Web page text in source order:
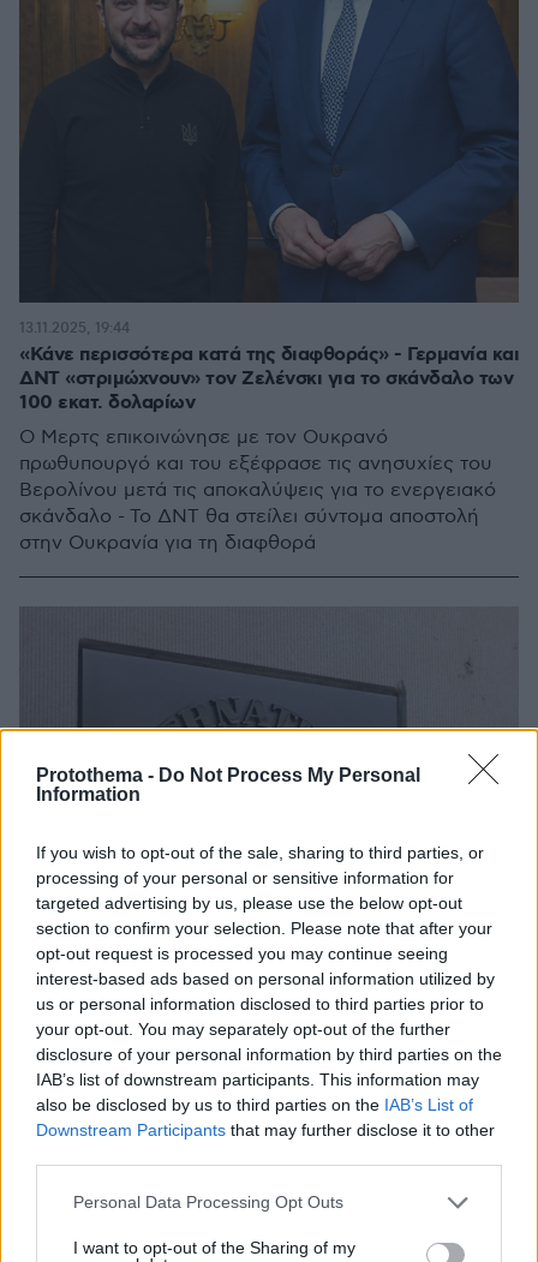
Protothema - Do Not Process My Personal
Information
If you wish to opt-out of the sale, sharing to third parties, or
processing of your personal or sensitive information for
targeted advertising by us, please use the below opt-out
section to confirm your selection. Please note that after your
opt-out request is processed you may continue seeing
interest-based ads based on personal information utilized by
us or personal information disclosed to third parties prior to
your opt-out. You may separately opt-out of the further
disclosure of your personal information by third parties on the
IAB’s list of downstream participants. This information may
also be disclosed by us to third parties on the IAB’s List of
Downstream Participants that may further disclose it to other
Please note that this website/app uses one or more Google
not limited to your visit or usage behaviour. You may click to
Personal Data Processing Opt Outs
I want to opt-out of the Sharing of my
«Κάνε περισσότερα κατά της διαφθοράς» - Γερμανία και
ΔΝΤ «στριμώχνουν» τον Ζελένσκι για το σκάνδαλο των
100 εκατ. δολαρίων
Ο Μερτς επικοινώνησε με τον Ουκρανό
πρωθυπουργό και του εξέφρασε τις ανησυχίες του
Βερολίνου μετά τις αποκαλύψεις για το ενεργειακό
σκάνδαλο - Το ΔΝΤ θα στείλει σύντομα αποστολή
στην Ουκρανία για τη διαφθορά
13.11.2025, 19:44
Το ευρωπαϊκό χρέος θα «εκτροχιαστεί» έως το 2040 αν
Εάν δεν ληφθούν μέτρα, το ΔΝΤ εκτιμά ότι το
ευρωπαϊκό χρέος σε μέσα επίπεδα θα φτάσει το 130%
10.11.2025, 15:04 10